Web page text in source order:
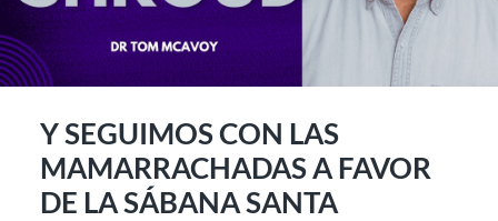
Y SEGUIMOS CON LAS
MAMARRACHADAS A FAVOR
DE LA SÁBANA SANTA